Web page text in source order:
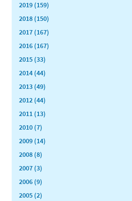
2019 (159)
2018 (150)
2017 (167)
2016 (167)
2015 (33)
2014 (44)
2013 (49)
2012 (44)
2011 (13)
2010 (7)
2009 (14)
2008 (8)
2007 (3)
2006 (9)
2005 (2)